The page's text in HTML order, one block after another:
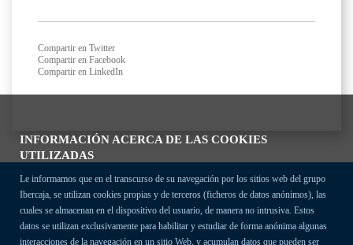
INFORMACIÓN ACERCA DE LAS COOKIES
UTILIZADAS
Le informamos que en el transcurso de su navegación por los sitios web del grupo
Ibercaja, se utilizan cookies propias y de terceros (ficheros de datos anónimos), las
cuales se almacenan en el dispositivo del usuario, de manera no intrusiva. Estos
datos se utilizan exclusivamente para habilitar y estudiar de forma anónima algunas
interacciones de la navegación en un sitio Web, y acumulan datos que pueden ser
Compartir en Twitter
Compartir en Facebook
Compartir en LinkedIn